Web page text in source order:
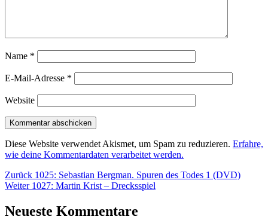
Name *
E-Mail-Adresse *
Website
Diese Website verwendet Akismet, um Spam zu reduzieren. Erfahre,
wie deine Kommentardaten verarbeitet werden.
Beitragsnavigation
Zurück Vorheriger
Beitrag:
1025: Sebastian Bergman. Spuren des Todes 1 (DVD)
Weiter Nächster
1027: Martin Krist – Drecksspiel
Neueste Kommentare